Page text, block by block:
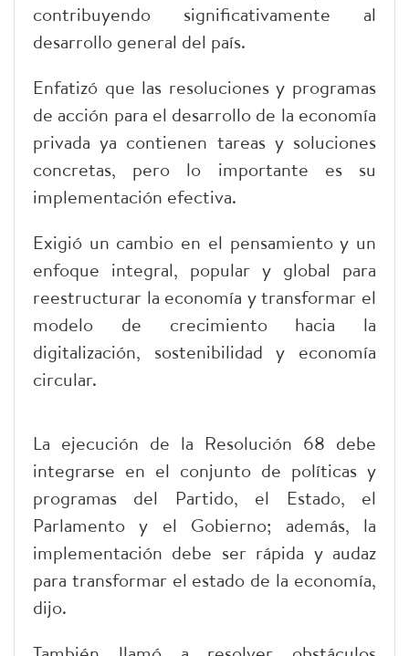
contribuyendo significativamente al
desarrollo general del país.
Enfatizó que las resoluciones y programas
de acción para el desarrollo de la economía
privada ya contienen tareas y soluciones
concretas, pero lo importante es su
implementación efectiva.
Exigió un cambio en el pensamiento y un
enfoque integral, popular y global para
reestructurar la economía y transformar el
modelo de crecimiento hacia la
digitalización, sostenibilidad y economía
circular.
La ejecución de la Resolución 68 debe
integrarse en el conjunto de políticas y
programas del Partido, el Estado, el
Parlamento y el Gobierno; además, la
implementación debe ser rápida y audaz
para transformar el estado de la economía,
dijo.